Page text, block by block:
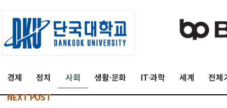
경제 정치 사회 생활·문화 IT·과학 세계 전체
NEXT POST